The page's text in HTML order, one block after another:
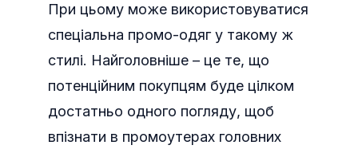
При цьому може використовуватися
спеціальна промо-одяг у такому ж
стилі. Найголовніше – це те, що
потенційним покупцям буде цілком
достатньо одного погляду, щоб
впізнати в промоутерах головних